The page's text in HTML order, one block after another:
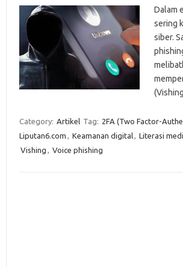
Dalam
sering
siber.
Category: Artikel Tag: 2FA (Two Factor-
Liputan6.com
Keamanan digital Literasi
Vishing
Voice phishing